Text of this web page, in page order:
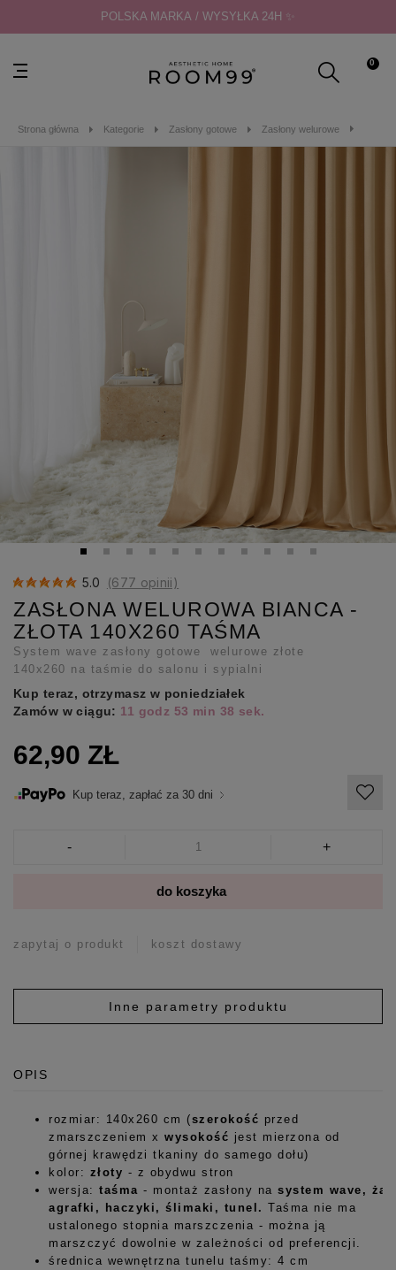
POLSKA MARKA / WYSYŁKA 24H ✨
0
Strona główna Kategorie Zasłony gotowe Zasłony welurowe
5.0 (677 opinii)
ZASŁONA WELUROWA BIANCA -
ZŁOTA 140X260 TAŚMA
System wave zasłony gotowe welurowe złote
140x260 na taśmie do salonu i sypialni
Kup teraz, otrzymasz w poniedziałek
Zamów w ciągu: 11 godz 53 min 37 sek.
62,90 ZŁ
Kup teraz, zapłać za 30 dni
- +
do koszyka
zapytaj o produkt koszt dostawy
Inne parametry produktu
OPIS
rozmiar: 140x260 cm (szerokość przed
zmarszczeniem x wysokość jest mierzona od
górnej krawędzi tkaniny do samego dołu)
kolor: złoty - z obydwu stron
wersja: taśma - montaż zasłony na system wave,
agrafki, haczyki, ślimaki, tunel. Taśma nie ma
ustalonego stopnia marszczenia - można ją
marszczyć dowolnie w zależności od preferencji.
średnica wewnętrzna tunelu taśmy: 4 cm